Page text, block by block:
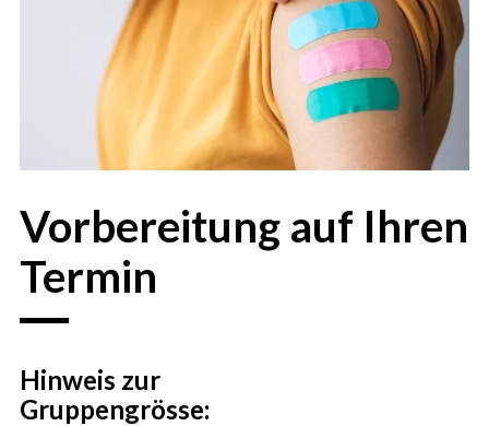
Vorbereitung auf Ihren
Termin
Hinweis zur
Gruppengrösse: